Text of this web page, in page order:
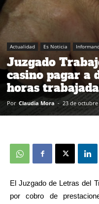
Actualidad Es Noticia
Juzgado
casino pagar a
horas
Por Claudia Mora - 23 de octubre
El Juzgado de Letras del
por cobro de